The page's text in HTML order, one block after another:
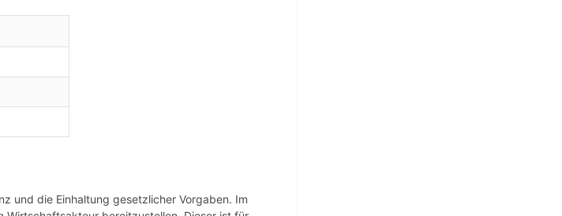
und die Einhaltung gesetzlicher Vorgaben. Im